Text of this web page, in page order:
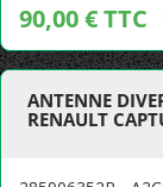
90,00 € TTC
ANTENNE
RENAULT